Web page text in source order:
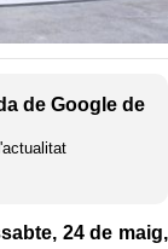
de Google de
24 de maig,